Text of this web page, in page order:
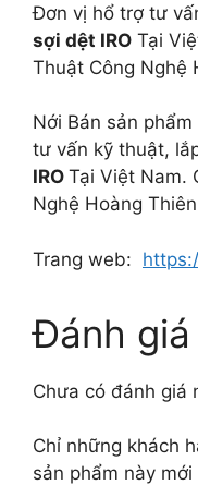
Đơn vị hổ trợ tư
sợi dệt IRO Tại
Thuật Công Nghệ
Nới Bán sản
tư vấn kỹ thuật,
IRO Tại Việt Nam.
Nghệ Hoàng
Trang web:
Đánh giá
Chưa có đánh giá
Chỉ những khách
sản phẩm này